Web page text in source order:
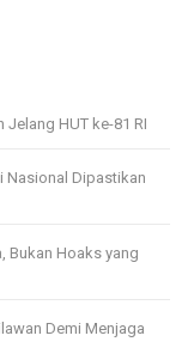
HUT ke-81 RI
Nasional Dipastikan
Bukan Hoaks yang
Demi Menjaga